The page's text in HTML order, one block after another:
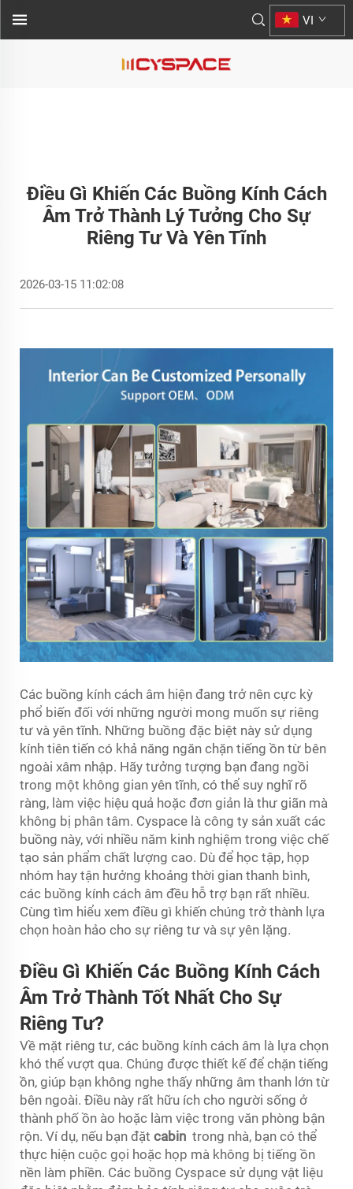
VI
Điều Gì Khiến Các Buồng Kính Cách
Âm Trở Thành Lý Tưởng Cho Sự
Riêng Tư Và Yên Tĩnh
2026-03-15 11:02:08
Các buồng kính cách âm hiện đang trở nên cực kỳ
phổ biến đối với những người mong muốn sự riêng
tư và yên tĩnh. Những buồng đặc biệt này sử dụng
kính tiên tiến có khả năng ngăn chặn tiếng ồn từ bên
ngoài xâm nhập. Hãy tưởng tượng bạn đang ngồi
trong một không gian yên tĩnh, có thể suy nghĩ rõ
ràng, làm việc hiệu quả hoặc đơn giản là thư giãn mà
không bị phân tâm. Cyspace là công ty sản xuất các
buồng này, với nhiều năm kinh nghiệm trong việc chế
tạo sản phẩm chất lượng cao. Dù để học tập, họp
nhóm hay tận hưởng khoảng thời gian thanh bình,
các buồng kính cách âm đều hỗ trợ bạn rất nhiều.
Cùng tìm hiểu xem điều gì khiến chúng trở thành lựa
chọn hoàn hảo cho sự riêng tư và sự yên lặng.
Điều Gì Khiến Các Buồng Kính Cách
Âm Trở Thành Tốt Nhất Cho Sự
Riêng Tư?
Về mặt riêng tư, các buồng kính cách âm là lựa chọn
khó thể vượt qua. Chúng được thiết kế để chặn tiếng
ồn, giúp bạn không nghe thấy những âm thanh lớn từ
bên ngoài. Điều này rất hữu ích cho người sống ở
thành phố ồn ào hoặc làm việc trong văn phòng bận
rộn. Ví dụ, nếu bạn đặt cabin trong nhà, bạn có thể
thực hiện cuộc gọi hoặc họp mà không bị tiếng ồn
nền làm phiền. Các buồng Cyspace sử dụng vật liệu